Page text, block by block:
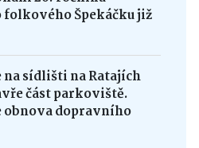
26. ročníku
Špekáčku již
na sídlišti na Ratajích
část parkoviště.